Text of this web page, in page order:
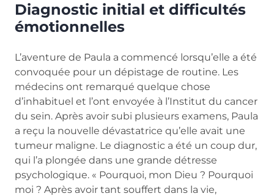
Diagnostic initial et difficultés
émotionnelles
L’aventure de Paula a commencé lorsqu’elle a été
convoquée pour un dépistage de routine. Les
médecins ont remarqué quelque chose
d’inhabituel et l’ont envoyée à l’Institut du cancer
du sein. Après avoir subi plusieurs examens, Paula
a reçu la nouvelle dévastatrice qu’elle avait une
tumeur maligne. Le diagnostic a été un coup dur,
qui l’a plongée dans une grande détresse
psychologique. « Pourquoi, mon Dieu ? Pourquoi
moi ? Après avoir tant souffert dans la vie,